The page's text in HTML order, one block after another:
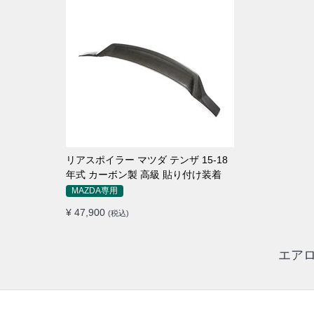
リアスポイラー マツダ テンザ 15-18
年式 カーボン製 高級 貼り付け装着
MAZDA専用
¥ 47,900 (税込)
エア